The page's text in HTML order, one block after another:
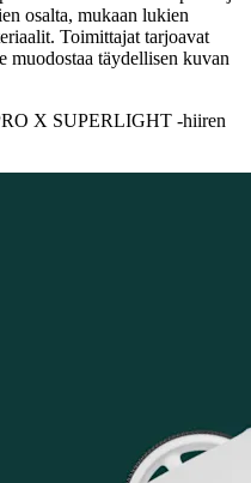
osalta, mukaan lukien
Toimittajat tarjoavat
täydellisen kuvan
X SUPERLIGHT -hiiren